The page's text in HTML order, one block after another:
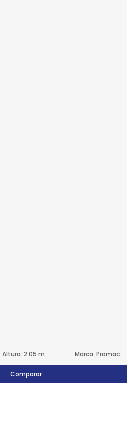
Altura: 2.05 m Marca: Pramac
Comparar